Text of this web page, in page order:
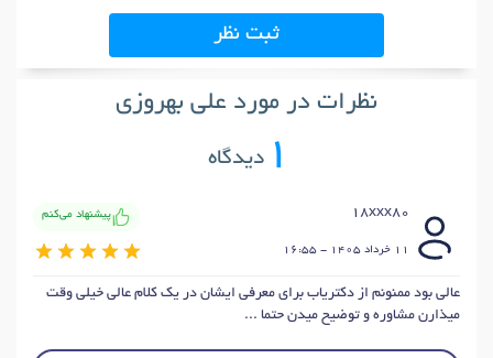
ثبت نظر
نظرات در مورد علی بهروزی
1دیدگاه
18xxx80 پیشنهاد می‌کنم
11 خرداد 1405 - 16:55
عالی بود ممنونم از دکتریاب برای معرفی ایشان در یک کلام عالی خیلی وقت
میذارن مشاوره و توضیح میدن حتما ...